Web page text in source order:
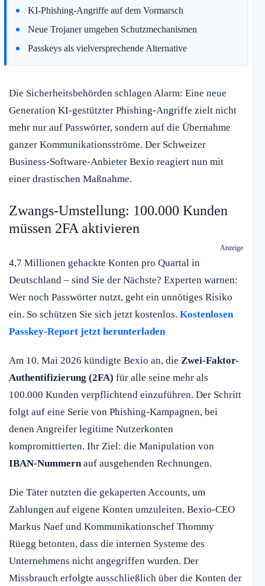
KI-Phishing-Angriffe auf dem Vormarsch
Neue Trojaner umgehen Schutzmechanismen
Passkeys als vielversprechende Alternative
Die Sicherheitsbehörden schlagen Alarm: Eine neue
Generation KI-gestützter Phishing-Angriffe zielt nicht
mehr nur auf Passwörter, sondern auf die Übernahme
ganzer Kommunikationsströme. Der Schweizer
Business-Software-Anbieter Bexio reagiert nun mit
einer drastischen Maßnahme.
Zwangs-Umstellung: 100.000 Kunden
müssen 2FA aktivieren
Anzeige
4,7 Millionen gehackte Konten pro Quartal in
Deutschland – sind Sie der Nächste? Experten warnen:
Wer noch Passwörter nutzt, geht ein unnötiges Risiko
ein. So schützen Sie sich jetzt kostenlos. Kostenlosen
Passkey-Report jetzt herunterladen
Am 10. Mai 2026 kündigte Bexio an, die Zwei-Faktor-
Authentifizierung (2FA) für alle seine mehr als
100.000 Kunden verpflichtend einzuführen. Der Schritt
folgt auf eine Serie von Phishing-Kampagnen, bei
denen Angreifer legitime Nutzerkonten
kompromittierten. Ihr Ziel: die Manipulation von
IBAN-Nummernauf ausgehenden Rechnungen.
Die Täter nutzten die gekaperten Accounts, um
Zahlungen auf eigene Konten umzuleiten. Bexio-CEO
Markus Naef und Kommunikationschef Thommy
Rüegg betonten, dass die internen Systeme des
Unternehmens nicht angegriffen wurden. Der
Missbrauch erfolgte ausschließlich über die Konten der